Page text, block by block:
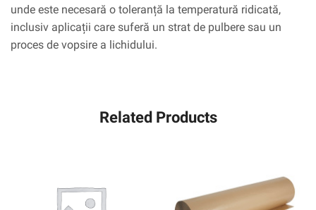
unde este necesară o toleranță la temperatură ridicată,
inclusiv aplicații care suferă un strat de pulbere sau un
proces de vopsire a lichidului.
Related Products